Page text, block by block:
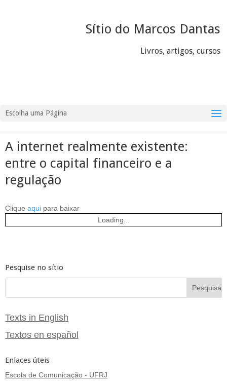
Sítio do Marcos Dantas
Livros, artigos, cursos
Escolha uma Página
A internet realmente existente:
entre o capital financeiro e a
regulação
Clique aqui para baixar
Loading...
Pesquise no sítio
Texts in English
Textos en español
Enlaces úteis
Escola de Comunicação - UFRJ